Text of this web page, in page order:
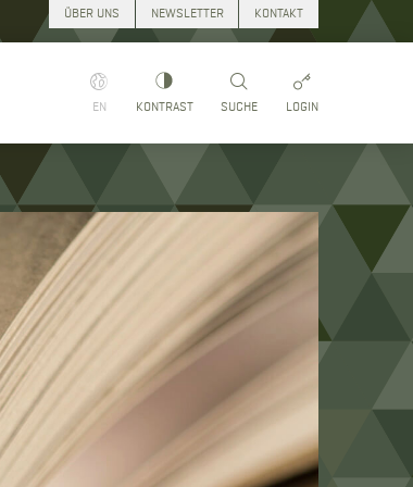
EN KONTRAST SUCHE LOGIN
ÜBER UNS NEWSLETTER KONTAKT
Suchen